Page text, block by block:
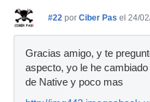
#22 por Ciber Pas el 24/
Gracias amigo, y te
aspecto, yo le he
de Native y poco mas